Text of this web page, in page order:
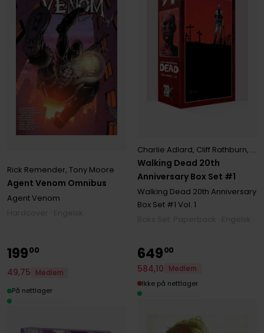
Agent Venom Omnibus
Rick Remender, Tony Moore
Agent Venom
Walking Dead 20th
Anniversary Box Set #1
Charlie Adlard, Cliff Rathburn,
Walking Dead 20th Anniversary
Box Set #1 Vol. 1
19900
49,75
Medlem
På nettlager
64900
584,10
Medlem
Ikke på nettlager